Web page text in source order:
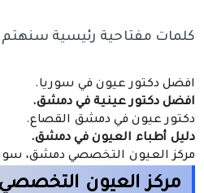
كلمات مفتاحية رئيسية سنهتم
افضل دكتور عيون في سوريا.
افضل دكتور عينية في دمشق.
دكتور عيون في دمشق القصاع.
دليل أطباء العيون في دمشق.
مركز العيون التخصصي دمشق،
مركز العيون